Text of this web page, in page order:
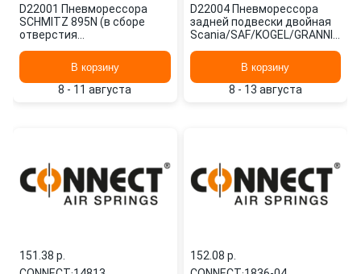
D22001 Пневморессора
SCHMITZ 895N (в сборе
отверстия
19 G1/4 M10 CONNECT
В корзину
8 - 11 августа
D22004 Пневморессора
задней подвески двойная
Scania/SAF/KOGEL/GRANNING
CONNECT В корзину
8 - 13 августа
151.38 p.
152.08 p.